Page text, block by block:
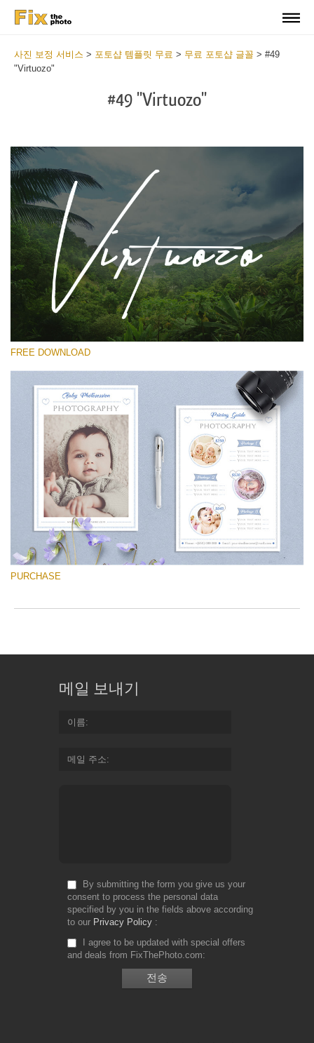
사진 보정 서비스 > 포토샵 템플릿 무료 > 무료 포토샵 글꼴 > #49
"Virtuozo"
#49 "Virtuozo"
선택 해주세요
Free Font #49
Newborn Photography Price List
무료 다운로드
FREE DOWNLOAD
PURCHASE
메일 보내기
이름
메일 주소
By submitting the form you give us your
consent to process the personal data
specified by you in the fields above according
to our Privacy Policy
I agree to be updated with special offers
and deals from FixThePhoto.com